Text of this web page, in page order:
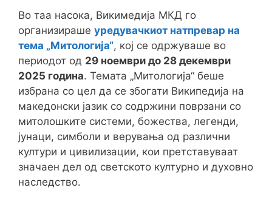
Во таа насока, Викимедија МКД го
организираше уредувачкиот натпревар на
тема „Митологија“, кој се одржуваше во
периодот од 29 ноември до 28 декември
2025 година. Темата „Митологија“ беше
избрана со цел да се збогати Википедија на
македонски јазик со содржини поврзани со
митолошките системи, божества, легенди,
јунаци, симболи и верувања од различни
култури и цивилизации, кои претставуваат
значаен дел од светското културно и духовно
наследство.